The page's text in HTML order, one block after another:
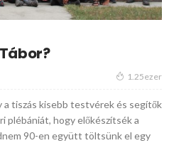
1.25ezer
a tiszás kisebb testvérek és segítők
plébániát, hogy előkészítsék a
90-en együtt töltsünk el egy